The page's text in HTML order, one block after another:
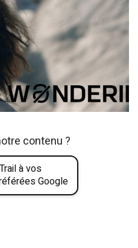
contenu ?
à vos
Google